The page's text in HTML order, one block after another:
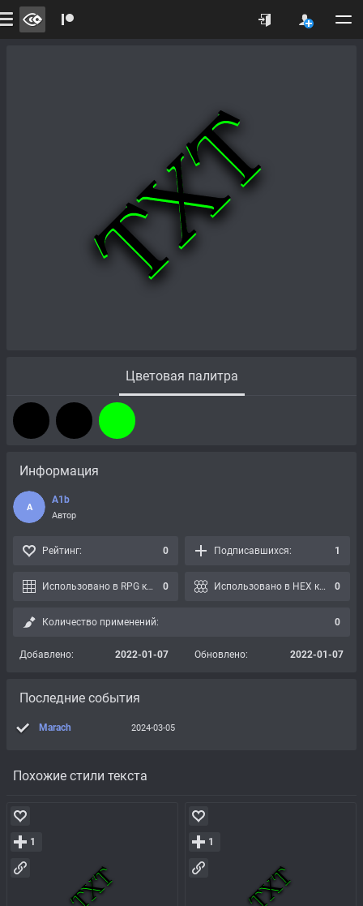
Цветовая палитра
Похожие стили текста
1 1
Информация
A
A1b
Автор
Рейтинг: 0 Подписавшихся: 1
Использовано в RPG картах: 0 Использовано в HEX картах: 0
Количество применений: 0
Добавлено: 2022-01-07 Обновлено: 2022-01-07
Последние события
Marach 2024-03-05